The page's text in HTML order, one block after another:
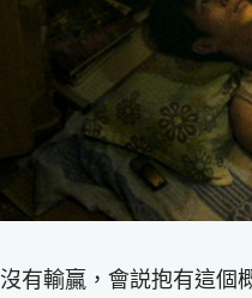
有輸贏，會説抱有這個